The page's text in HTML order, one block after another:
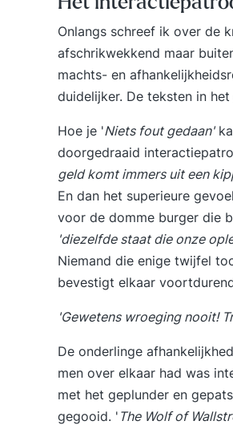
Onlangs schreef ik over de
afschrikwekkend maar
machts- en
duidelijker. De teksten in
Hoe je 'Niets fout gedaan'
doorgedraaid
geld komt immers uit een
En dan het superieure
voor de domme burger die
'diezelfde staat die onze
Niemand die enige twijfel
bevestigt elkaar
'Gewetens wroeging nooit!
De onderlinge
men over elkaar had was
met het geplunder en
gegooid. ' The Wolf of